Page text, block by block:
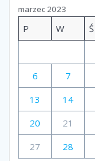
marzec 2023
P W Ś
6
7
13
14
20
21
27
28